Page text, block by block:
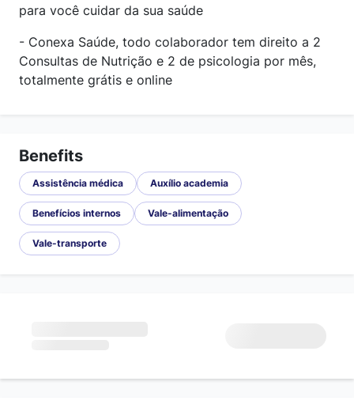
para você cuidar da sua saúde
- Conexa Saúde, todo colaborador tem direito a 2
Consultas de Nutrição e 2 de psicologia por mês,
totalmente grátis e online
Benefits
Assistência médica Auxílio academia
Benefícios internos Vale-alimentação
Vale-transporte